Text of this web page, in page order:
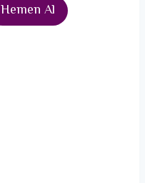
Hemen Al